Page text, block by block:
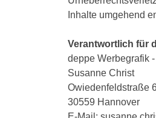
Inhalte umgehend
Verantwortlich für
deppe Werbegrafik
Susanne Christ
Owiedenfeldstraße
30559 Hannover